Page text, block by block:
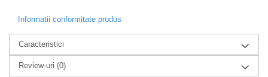
Informatii conformitate produs
Caracteristici
Review-uri (0)